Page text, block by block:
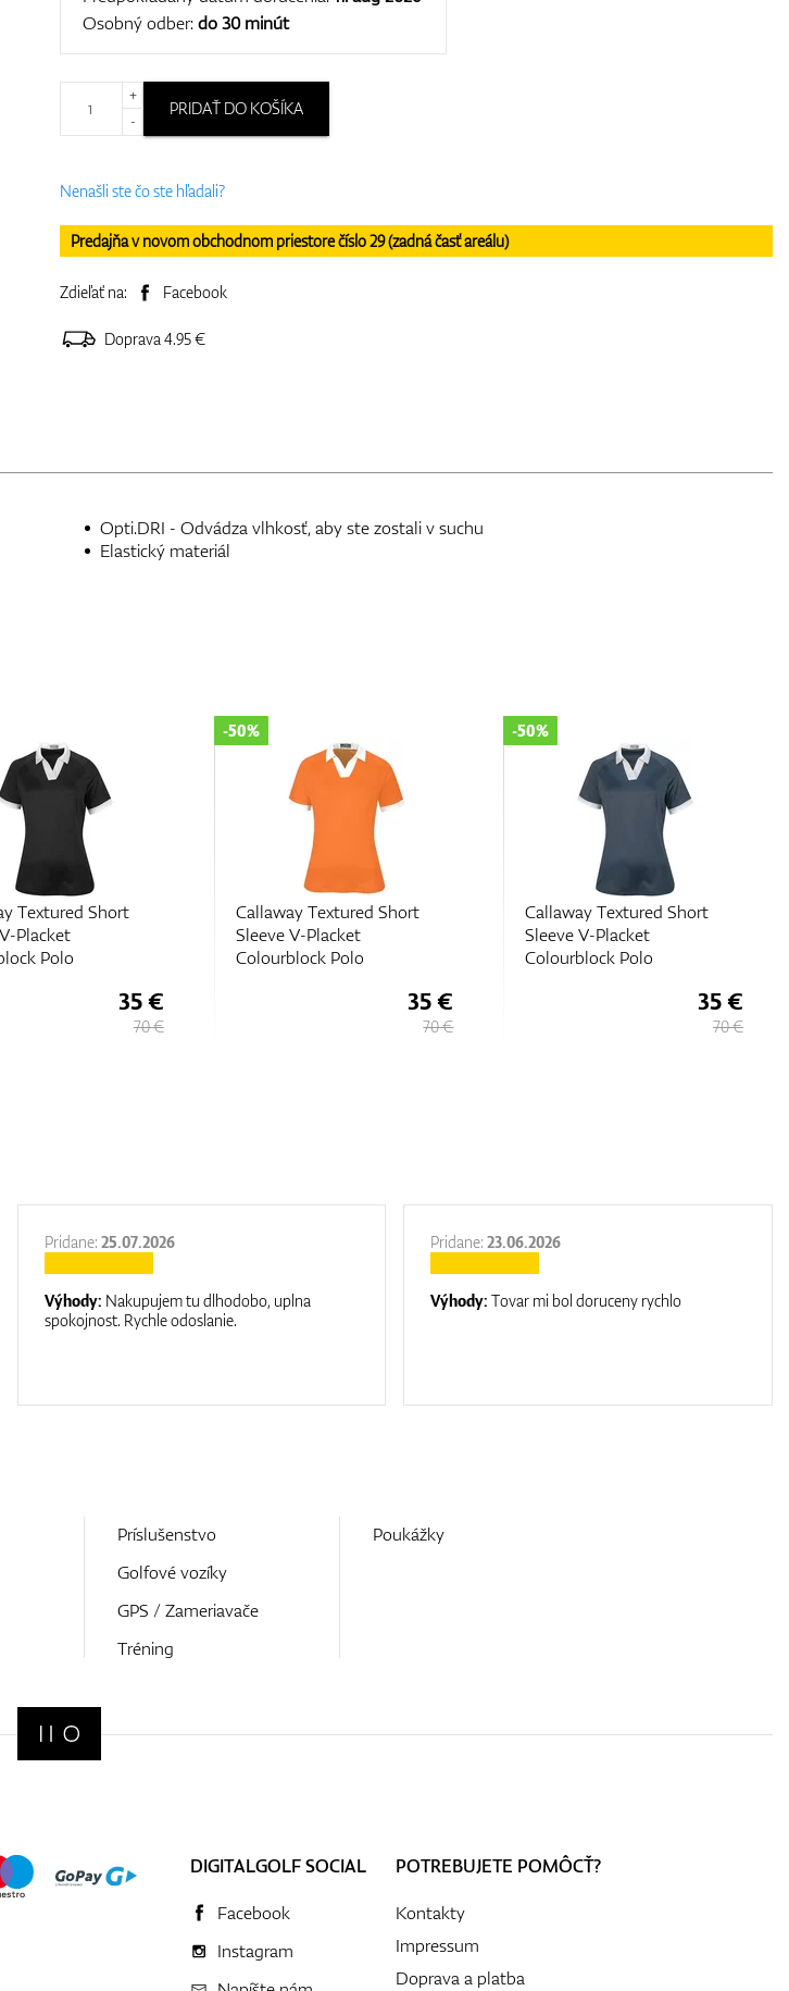
Osobný odber:do 30 minút
+
-
PRIDAŤ DO KOŠÍKA
Nenašli ste čo ste hľadali?
Predajňa v novom obchodnom priestore číslo 29 (zadná časť areálu)
Zdieľať na: Facebook
Doprava 4.95 €
Opti.DRI - Odvádza vlhkosť, aby ste zostali v suchu
Elastický materiál
Callaway Textured Short
Sleeve V-Placket
Colourblock Polo
Callaway Textured Short
Sleeve V-Placket
Colourblock Polo
Callaway Chev Geo
Pridane:25.07.2026
Výhody: Nakupujem tu dlhodobo, uplna
spokojnost. Rychle odoslanie.
Pridane:23.06.2026
Výhody:Tovar mi bol doruceny rychlo
Príslušenstvo
Golfové vozíky
GPS / Zameriavače
Tréning
Poukážky
DIGITALGOLF SOCIAL
Facebook
Instagram
POTREBUJETE POMÔCŤ?
Kontakty
Impressum
Doprava a platba